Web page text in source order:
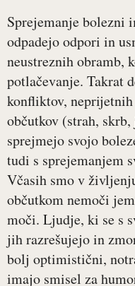
Sprejemanje bolezni
odpadejo odpori in
neustreznih obramb,
potlačevanje. Takrat
konfliktov,
občutkov (strah,
sprejmejo svojo
tudi s sprejemanjem
Včasih smo v
občutkom nemoči
moči. Ljudje, ki se s
jih razrešujejo in
bolj optimistični,
imajo smisel za